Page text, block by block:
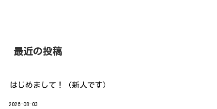
最近の投稿
はじめまして！（新人です）
2026-08-03